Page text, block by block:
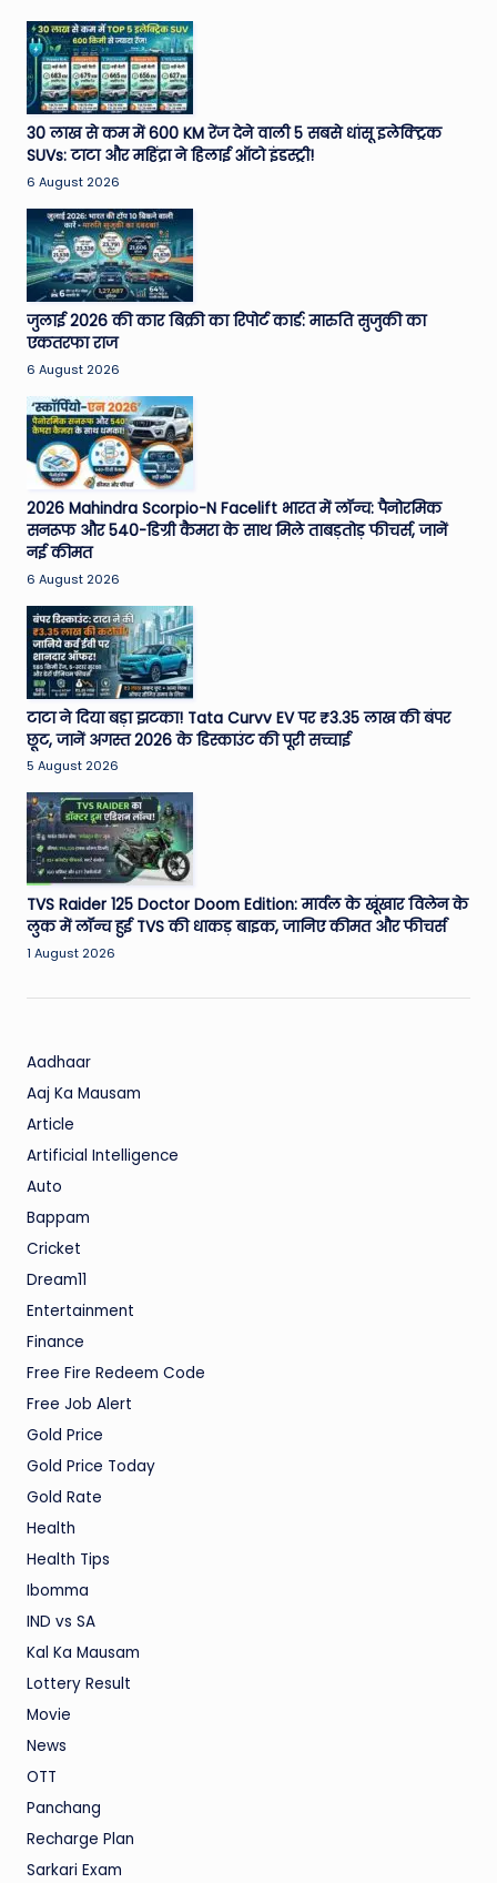
30 लाख से कम में 600 KM रेंज देने वाली 5 सबसे धांसू इलेक्ट्रिक
SUVs: टाटा और महिंद्रा ने हिलाई ऑटो इंडस्ट्री!
6 August 2026
जुलाई 2026 की कार बिक्री का रिपोर्ट कार्ड: मारुति सुजुकी का
एकतरफा राज
6 August 2026
2026 Mahindra Scorpio-N Facelift भारत में लॉन्च: पैनोरमिक
सनरूफ और 540-डिग्री कैमरा के साथ मिले ताबड़तोड़ फीचर्स, जानें
नई कीमत
6 August 2026
टाटा ने दिया बड़ा झटका! Tata Curvv EV पर ₹3.35 लाख की बंपर
छूट, जानें अगस्त 2026 के डिस्काउंट की पूरी सच्चाई
5 August 2026
TVS Raider 125 Doctor Doom Edition: मार्वल के खूंखार विलेन के
लुक में लॉन्च हुई TVS की धाकड़ बाइक, जानिए कीमत और फीचर्स
1 August 2026
Aadhaar
Aaj Ka Mausam
Article
Artificial Intelligence
Auto
Bappam
Cricket
Dream11
Entertainment
Finance
Free Fire Redeem Code
Free Job Alert
Gold Price
Gold Price Today
Gold Rate
Health
Health Tips
Ibomma
IND vs SA
Kal Ka Mausam
Lottery Result
Movie
News
OTT
Panchang
Recharge Plan
Sarkari Exam